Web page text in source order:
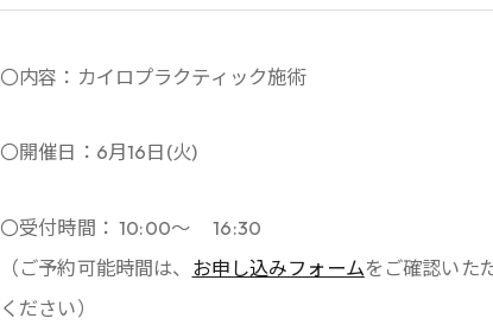
〇内容：カイロプラクティック施術
〇開催日：6月16日(火)
〇受付時間： 10:00～ 16:30
（ご予約可能時間は、 お申し込みフォームをご確認いた
ください）